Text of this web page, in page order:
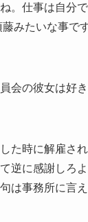
。仕事は自分
みたいな事です
会の彼女は好
た時に解雇さ
逆に感謝しろよ
は事務所に言え